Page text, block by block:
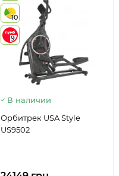
10
9
В наличии
Орбитрек USA Style
US9502